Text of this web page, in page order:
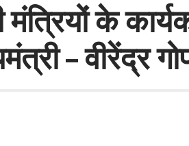
के
– वीरेंद्र